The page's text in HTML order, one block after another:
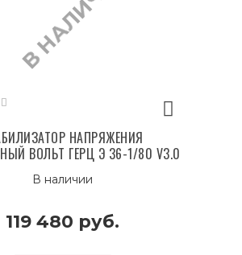
В наличии
НАПРЯЖЕНИЯ
ВОЛЬТ ГЕРЦ Э 36-1/80 V3.0
119 480 руб.